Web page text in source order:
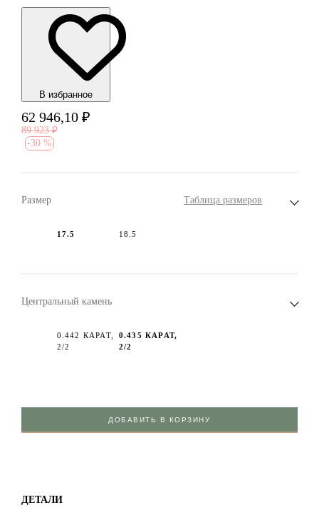
В избранноe
62 946,10 ₽
89 923 ₽
-30 %
Размер Таблица размеров
17.5 18.5
Центральный камень
0.442 КАРАТ,
2/2
0.435 КАРАТ,
2/2
ДОБАВИТЬ В КОРЗИНУ
ДЕТАЛИ